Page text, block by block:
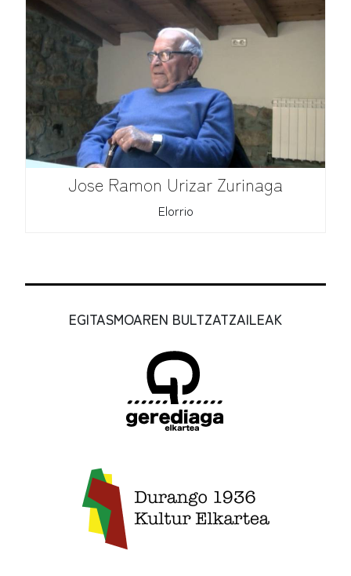
Jose Ramon Urizar Zurinaga
Elorrio
EGITASMOAREN BULTZATZAILEAK